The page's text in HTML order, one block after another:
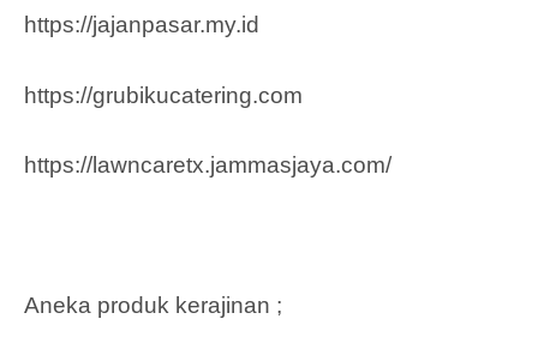
https://jajanpasar.my.id
https://grubikucatering.com
https://lawncaretx.jammasjaya.com/
Aneka produk kerajinan ;